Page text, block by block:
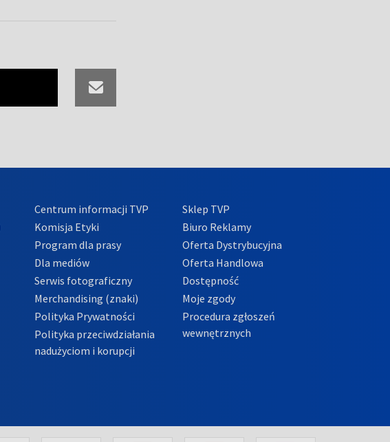
Centrum informacji TVP
Komisja Etyki
Program dla prasy
Dla mediów
Serwis fotograficzny
Merchandising (znaki)
Polityka Prywatności
Polityka przeciwdziałania
nadużyciom i korupcji
Sklep TVP
Biuro Reklamy
Oferta Dystrybucyjna
Oferta Handlowa
Dostępność
Moje zgody
Procedura zgłoszeń
wewnętrznych